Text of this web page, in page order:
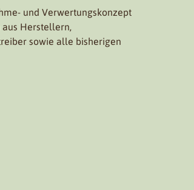
und Verwertungskonzept
aus Herstellern,
sowie alle bisherigen